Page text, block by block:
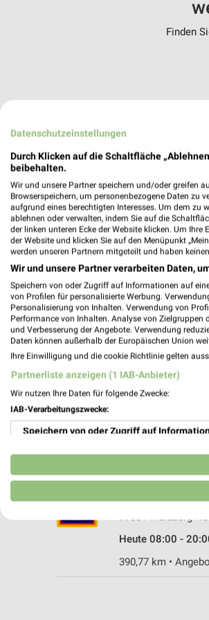
Finden
PENNY
97236 Randersacker
Heute 07:30 -
ALDI SÜD
Stuttgarter Straße
97084 Würzburg-
Heute 08:00 -
390,77 km •
Datenschutzeinstellungen
Durch Klicken auf die Schaltfläche
beibehalten.
Wir und unsere Partner speichern und/oder greifen
Browserspeichern, um personenbezogene Daten zu
aufgrund eines berechtigten Interesses. Um dem zu
ablehnen oder verwalten, indem Sie auf die
der linken unteren Ecke der Website klicken. Um
der Website und klicken Sie auf den Menüpunkt
werden unseren Partnern mitgeteilt und haben
Wir und unsere Partner verarbeiten Daten,
Speichern von oder Zugriff auf Informationen auf
von Profilen für personalisierte Werbung.
Personalisierung von Inhalten. Verwendung von
Performance von Inhalten. Analyse von
und Verbesserung der Angebote. Verwendung
Daten können außerhalb der Europäischen Union
Ihre Einwilligung und die cookie Richtlinie gelten
Partnerliste anzeigen (1 IAB-Anbieter)
Wir nutzen Ihre Daten für folgende Zwecke:
IAB-Verarbeitungszwecke:
Speichern von oder Zugriff auf
Verwendung reduzierter Daten zur
Erstellung von Profilen für personalisierte
Erstellung von Profilen zur